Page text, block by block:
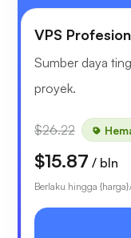
VPS
Sumber daya
proyek.
$26.22
$15.87 / bln
Berlaku hingga